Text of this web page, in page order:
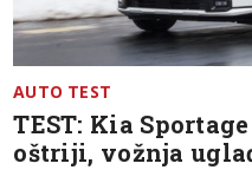
AUTO TEST
TEST: Kia
oštriji, vožnja